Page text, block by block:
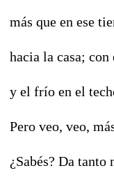
más que en ese
hacia la casa;
y el frío en el
Pero veo, veo,
¿Sabés? Da tanto